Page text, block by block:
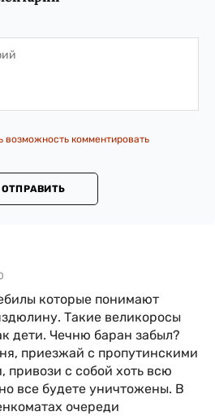
возможность комментировать
ОТПРАВИТЬ
которые понимают
Такие великоросы
дети. Чечню баран забыл?
приезжай с пропутинскими
привози с собой хоть всю
все будете уничтожены. В
очереди